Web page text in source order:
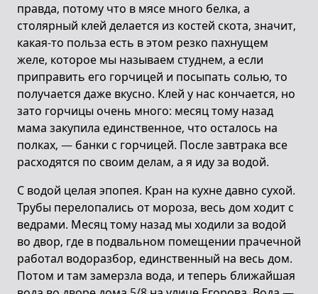
правда, потому что в мясе много белка, а
столярный клей делается из костей скота, значит,
какая-то польза есть в этом резко пахнущем
желе, которое мы называем студнем, а если
приправить его горчицей и посыпать солью, то
получается даже вкусно. Клей у нас кончается, но
зато горчицы очень много: месяц тому назад
мама закупила единственное, что осталось на
полках, — банки с горчицей. После завтрака все
расходятся по своим делам, а я иду за водой.
С водой целая эпопея. Кран на кухне давно сухой.
Трубы перелопались от мороза, весь дом ходит с
ведрами. Месяц тому назад мы ходили за водой
во двор, где в подвальном помещении прачечной
работал водоразбор, единственный на весь дом.
Потом и там замерзла вода, и теперь ближайшая